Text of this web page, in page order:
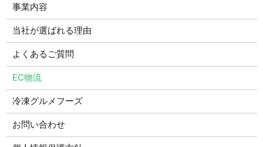
事業内容
当社が選ばれる理由
よくあるご質問
EC物流
冷凍グルメフーズ
お問い合わせ